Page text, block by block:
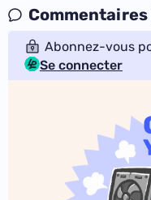
Commentaires
Abonnez-vous
Se connecter